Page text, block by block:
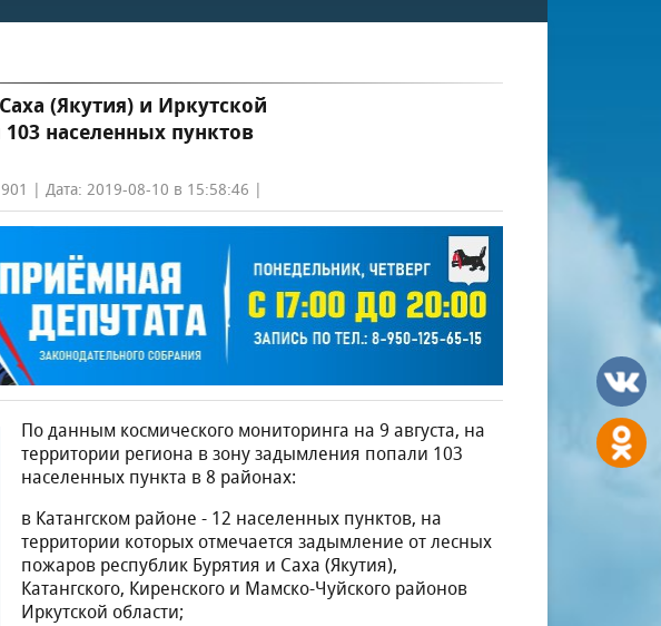
(Якутия) и Иркутской
населенных пунктов
| Дата: 2019-08-10 в 15:58:46 |
По данным космического мониторинга на 9 августа, на
территории региона в зону задымления попали 103
населенных пункта в 8 районах:
в Катангском районе - 12 населенных пунктов, на
территории которых отмечается задымление от лесных
пожаров республик Бурятия и Саха (Якутия),
Катангского, Киренского и Мамско-Чуйского районов
Иркутской области;